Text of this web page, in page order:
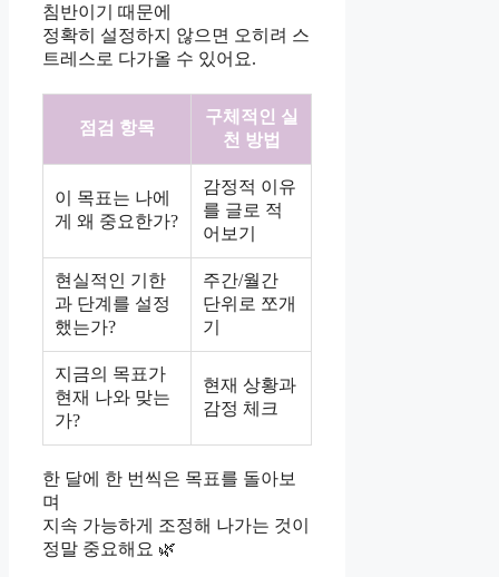
침반이기 때문에
정확히 설정하지 않으면 오히려 스
트레스로 다가올 수 있어요.
점검 항목
구체적인 실
천 방법
이 목표는 나에
게 왜 중요한가?
감정적 이유
를 글로 적
어보기
현실적인 기한
과 단계를 설정
했는가?
주간/월간
단위로 쪼개
기
지금의 목표가
현재 나와 맞는
가?
현재 상황과
감정 체크
한 달에 한 번씩은 목표를 돌아보
며
지속 가능하게 조정해 나가는 것이
정말 중요해요 🌿